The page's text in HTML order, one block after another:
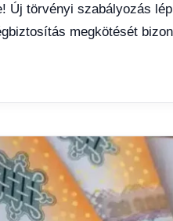
Gazdaság,
Hírek,
Új törvényi szabályozás
megkötését